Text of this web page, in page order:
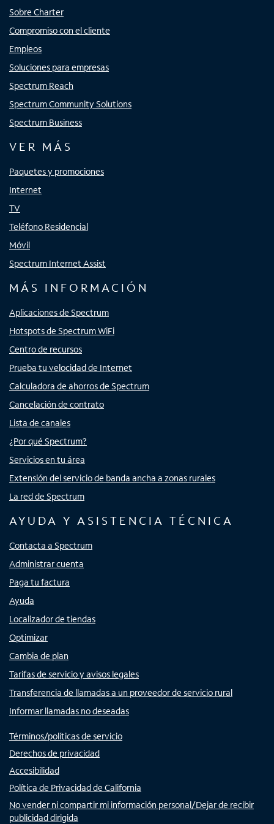
Sobre Charter
Compromiso con el cliente
Empleos
Soluciones para empresas
Spectrum Reach
Spectrum Community Solutions
Spectrum Business
VER MÁS
Paquetes y promociones
Internet
TV
Teléfono Residencial
Móvil
Spectrum Internet Assist
MÁS INFORMACIÓN
Aplicaciones de Spectrum
Hotspots de Spectrum WiFi
Centro de recursos
Prueba tu velocidad de Internet
Calculadora de ahorros de Spectrum
Cancelación de contrato
Lista de canales
¿Por qué Spectrum?
Servicios en tu área
Extensión del servicio de banda ancha a zonas rurales
La red de Spectrum
AYUDA Y ASISTENCIA TÉCNICA
Contacta a Spectrum
Administrar cuenta
Paga tu factura
Ayuda
Localizador de tiendas
Optimizar
Cambia de plan
Tarifas de servicio y avisos legales
Transferencia de llamadas a un proveedor de servicio rural
Informar llamadas no deseadas
Términos/políticas de servicio
Derechos de privacidad
Accesibilidad
Política de Privacidad de California
No vender ni compartir mi información personal/Dejar de recibir
publicidad dirigida